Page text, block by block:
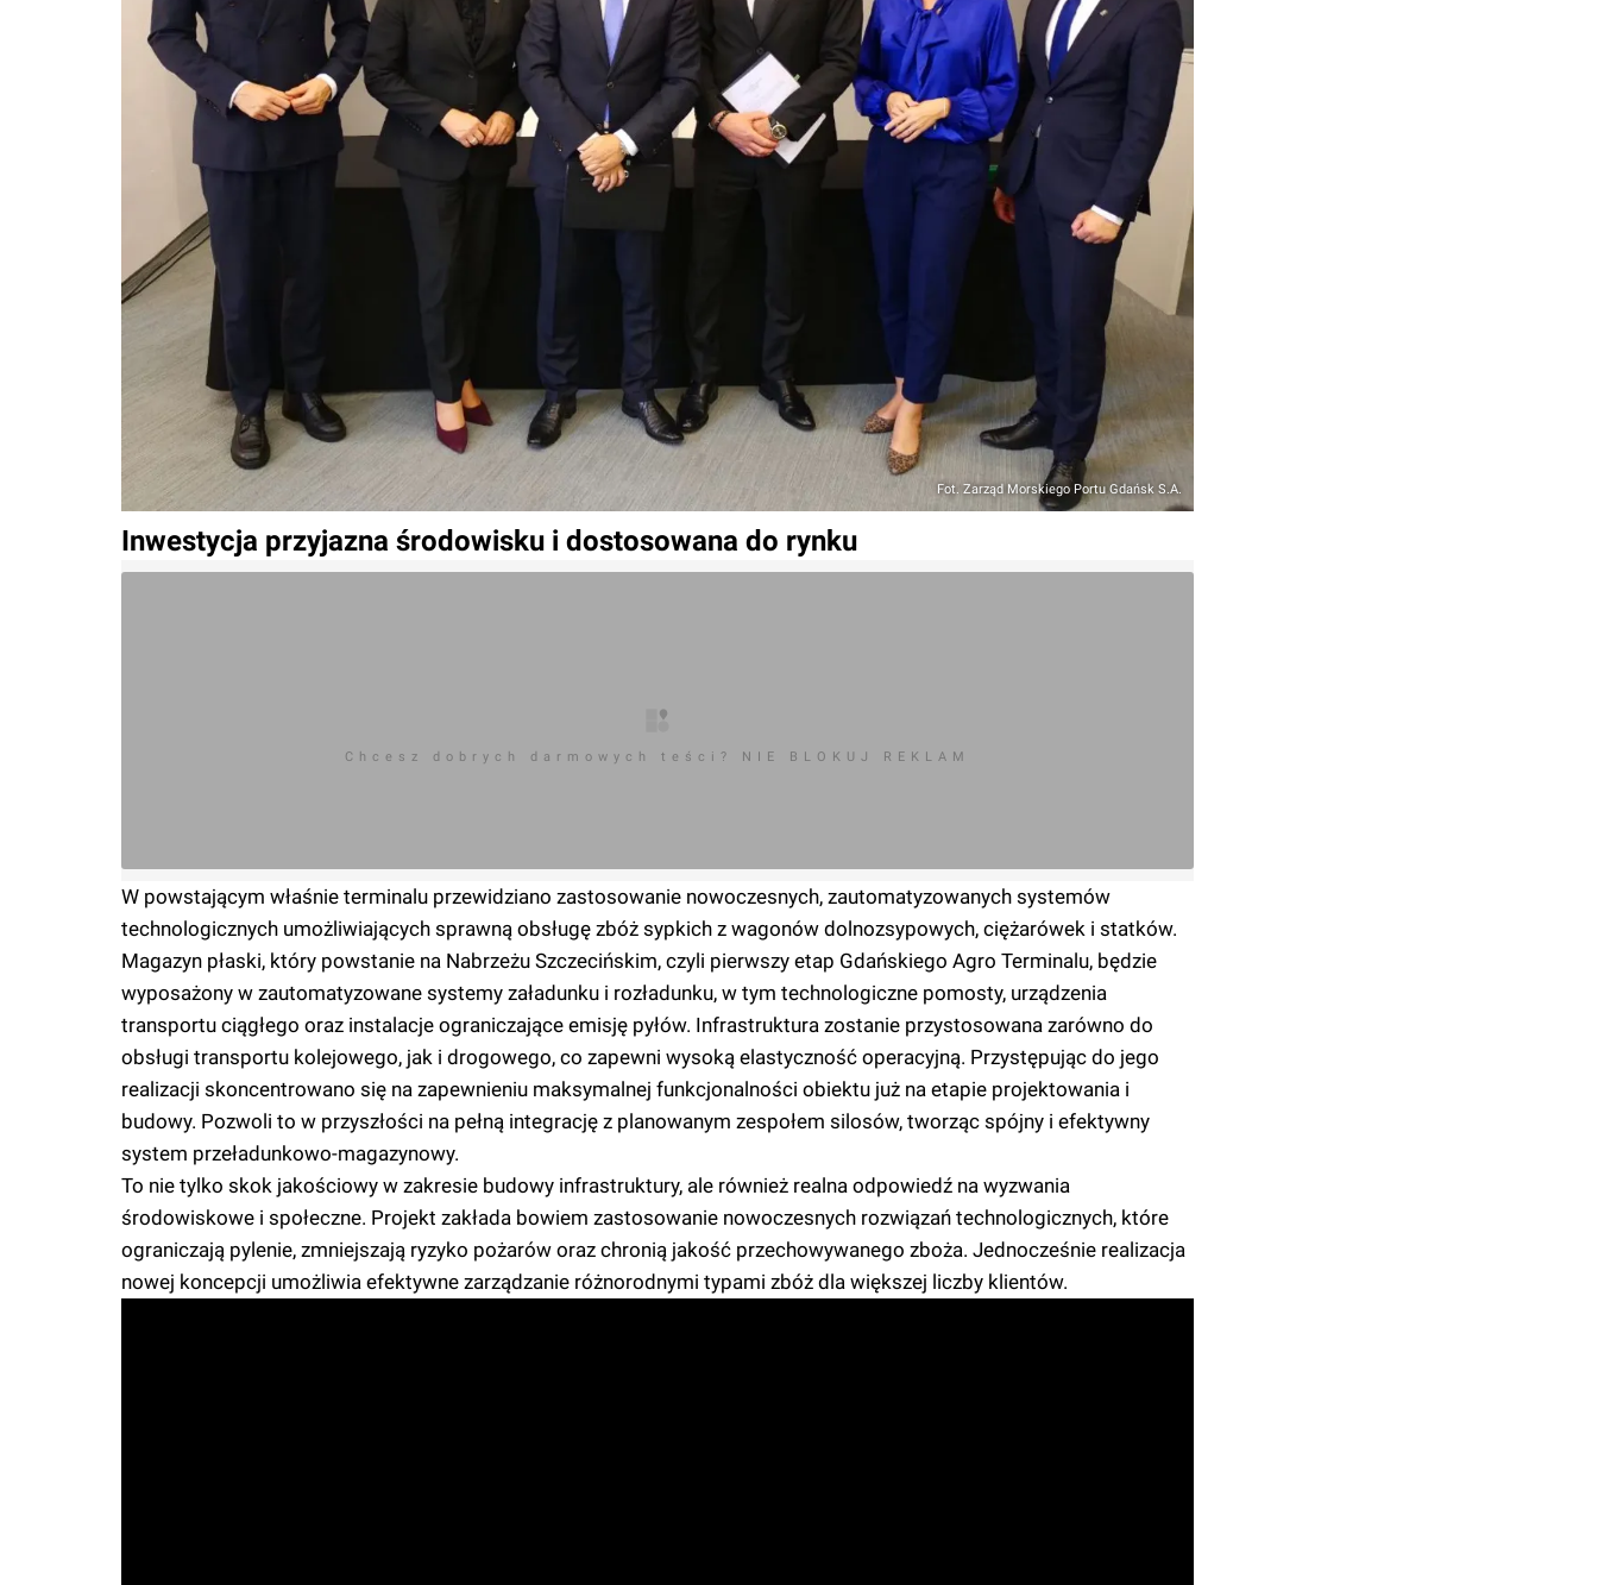
Fot. Zarząd Morskiego Portu Gdańsk S.A.
Inwestycja przyjazna środowisku i dostosowana do rynku
Chcesz dobrych darmowych teści? NIE BLOKUJ REKLAM
W powstającym właśnie terminalu przewidziano zastosowanie nowoczesnych, zautomatyzowanych systemów
technologicznych umożliwiających sprawną obsługę zbóż sypkich z wagonów dolnozsypowych, ciężarówek i statków.
Magazyn płaski, który powstanie na Nabrzeżu Szczecińskim, czyli pierwszy etap Gdańskiego Agro Terminalu, będzie
wyposażony w zautomatyzowane systemy załadunku i rozładunku, w tym technologiczne pomosty, urządzenia
transportu ciągłego oraz instalacje ograniczające emisję pyłów. Infrastruktura zostanie przystosowana zarówno do
obsługi transportu kolejowego, jak i drogowego, co zapewni wysoką elastyczność operacyjną. Przystępując do jego
realizacji skoncentrowano się na zapewnieniu maksymalnej funkcjonalności obiektu już na etapie projektowania i
budowy. Pozwoli to w przyszłości na pełną integrację z planowanym zespołem silosów, tworząc spójny i efektywny
system przeładunkowo-magazynowy.
To nie tylko skok jakościowy w zakresie budowy infrastruktury, ale również realna odpowiedź na wyzwania
środowiskowe i społeczne. Projekt zakłada bowiem zastosowanie nowoczesnych rozwiązań technologicznych, które
ograniczają pylenie, zmniejszają ryzyko pożarów oraz chronią jakość przechowywanego zboża. Jednocześnie realizacja
nowej koncepcji umożliwia efektywne zarządzanie różnorodnymi typami zbóż dla większej liczby klientów.